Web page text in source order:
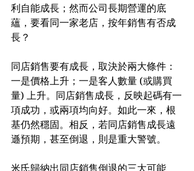
利自能成長；然而公司長期營運的底
蘊，要看同一家老店，按年銷售有否成
長？
同店銷售要有成長，取決於兩大條件：
一是價格上升；一是客人數量 (或購買
量) 上升。同店銷售成長，反映起碼有一
項成功，或兩項均向好。如此一來，根
基仍然穩固。相反，若同店銷售成長遠
遜預期，甚至倒退，則是重大警號。
米氏歸納出同店銷售倒退的三大可能